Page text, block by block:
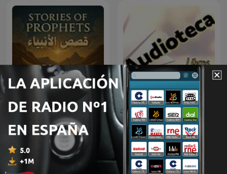
قصص الأنبياء
La Audioteca, libros para
escuchar